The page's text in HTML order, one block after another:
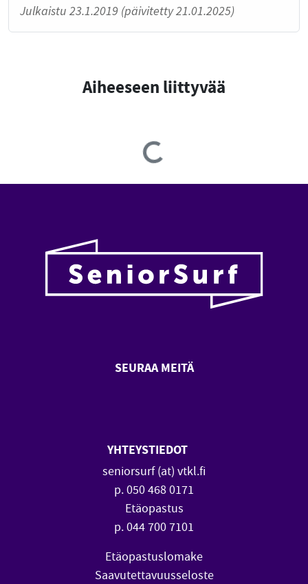
Julkaistu 23.1.2019 (päivitetty 21.01.2025)
Aiheeseen liittyvää
Loading...
SEURAA MEITÄ
YHTEYSTIEDOT
seniorsurf (at) vtkl.fi
p. 050 468 0171
Etäopastus
p. 044 700 7101
Etäopastuslomake
Saavutettavuusseloste